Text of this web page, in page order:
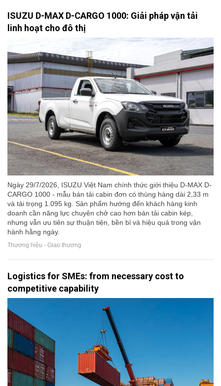
ISUZU D-MAX D-CARGO 1000: Giải pháp vận tải
linh hoạt cho đô thị
Ngày 29/7/2026, ISUZU Việt Nam chính thức giới thiệu D-MAX D-
CARGO 1000 - mẫu bán tải cabin đơn có thùng hàng dài 2,33 m
và tải trọng 1.095 kg. Sản phẩm hướng đến khách hàng kinh
doanh cần năng lực chuyên chở cao hơn bán tải cabin kép,
nhưng vẫn ưu tiên sự thuận tiện, bền bỉ và hiệu quả trong vận
hành hằng ngày.
Thương hiệu - Giao thương
Logistics for SMEs: from necessary cost to
competitive capability